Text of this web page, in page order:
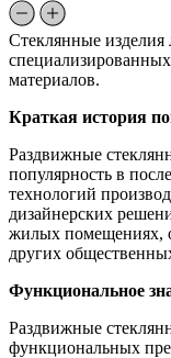
Стеклянные изделия
специализированных
материалов.
Краткая история
Раздвижные
популярность в
технологий
дизайнерских
жилых помещениях,
других
Функциональное
Раздвижные
функциональных